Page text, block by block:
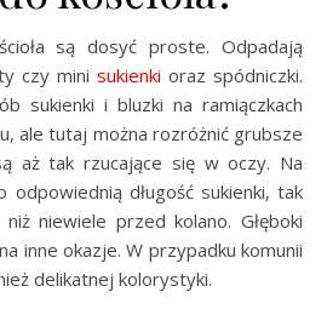
są dosyć proste. Odpadają
czy mini sukienki oraz spódniczki.
sukienki i bluzki na ramiączkach
ale tutaj można rozróżnić grubsze
aż tak rzucające się w oczy. Na
długość sukienki, tak
niewiele przed kolano. Głęboki
inne okazje. W przypadku komunii
delikatnej kolorystyki.